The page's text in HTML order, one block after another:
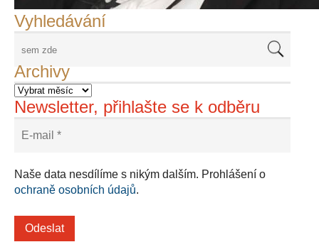
Vyhledávání
Archivy
Newsletter, přihlašte se k odběru
Naše data nesdílíme s nikým dalším. Prohlášení o
ochraně osobních údajů.